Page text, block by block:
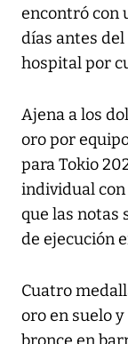
encontró con
días antes
hospital por
Ajena a los
oro por
para Tokio
individual
que las notas
de ejecución
Cuatro
oro en suelo